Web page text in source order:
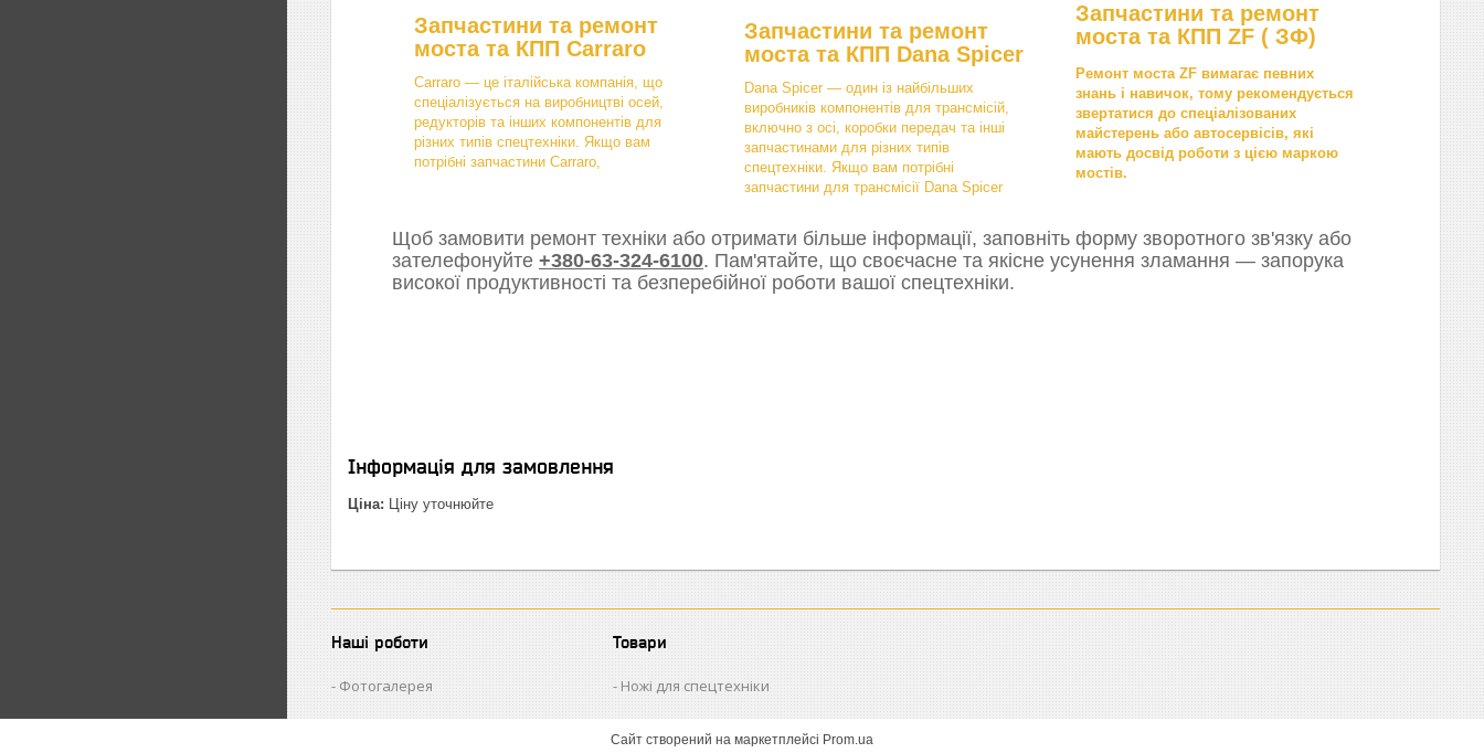
Запчастини та ремонт
моста та КПП Carraro
Carraro — це італійська компанія, що
спеціалізується на виробництві осей,
редукторів та інших компонентів для
різних типів спецтехніки. Якщо вам
потрібні запчастини Carraro,
Запчастини та ремонт
моста та КПП Dana Spicer
Dana Spicer — один із найбільших
виробників компонентів для трансмісій,
включно з осі, коробки передач та інші
запчастинами для різних типів
спецтехніки. Якщо вам потрібні
запчастини для трансмісії Dana Spicer
Запчастини та ремонт
моста та КПП ZF ( ЗФ)
Ремонт моста ZF вимагає певних
знань і навичок, тому рекомендується
звертатися до спеціалізованих
майстерень або автосервісів, які
мають досвід роботи з цією маркою
мостів.
Щоб замовити ремонт техніки або отримати більше інформації, заповніть форму зворотного зв'язку або
зателефонуйте +380-63-324-6100. Пам'ятайте, що своєчасне та якісне усунення зламання — запорука
високої продуктивності та безперебійної роботи вашої спецтехніки.
Інформація для замовлення
Ціна: Ціну уточнюйте
Наші роботи
Фотогалерея
Товари
Ножі для спецтехніки
Сайт створений на маркетплейсі Prom.ua